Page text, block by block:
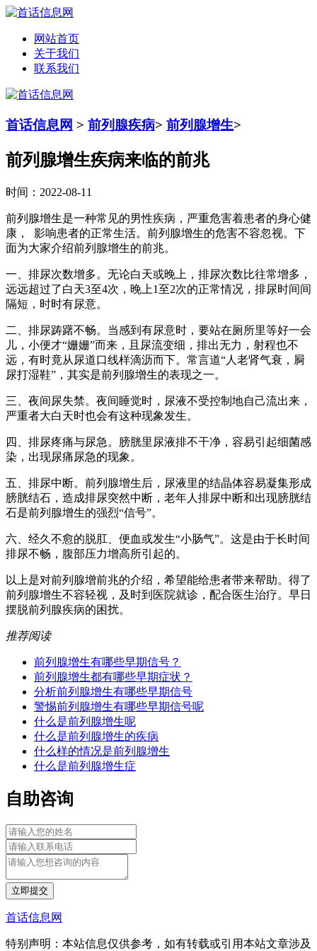
网站首页
关于我们
联系我们
首话信息网 > 前列腺疾病> 前列腺增生>
前列腺增生疾病来临的前兆
时间：2022-08-11
前列腺增生是一种常见的男性疾病，严重危害着患者的身心健
康， 影响患者的正常生活。前列腺增生的危害不容忽视。下
面为大家介绍前列腺增生的前兆。
一、排尿次数增多。无论白天或晚上，排尿次数比往常增多，
远远超过了白天3至4次，晚上1至2次的正常情况，排尿时间间
隔短，时时有尿意。
二、排尿踌躇不畅。当感到有尿意时，要站在厕所里等好一会
儿，小便才“姗姗”而来，且尿流变细，排出无力，射程也不
远，有时竟从尿道口线样滴沥而下。常言道“人老肾气衰，屙
尿打湿鞋”，其实是前列腺增生的表现之一。
三、夜间尿失禁。夜间睡觉时，尿液不受控制地自己流出来，
严重者大白天时也会有这种现象发生。
四、排尿疼痛与尿急。膀胱里尿液排不干净，容易引起细菌感
染，出现尿痛尿急的现象。
五、排尿中断。前列腺增生后，尿液里的结晶体容易凝集形成
膀胱结石，造成排尿突然中断，老年人排尿中断和出现膀胱结
石是前列腺增生的强烈“信号”。
六、经久不愈的脱肛、便血或发生“小肠气”。这是由于长时间
排尿不畅，腹部压力增高所引起的。
以上是对前列腺增前兆的介绍，希望能给患者带来帮助。得了
前列腺增生不容轻视，及时到医院就诊，配合医生治疗。早日
摆脱前列腺疾病的困扰。
推荐阅读
前列腺增生有哪些早期信号？
前列腺增生都有哪些早期症状？
分析前列腺增生有哪些早期信号
警惕前列腺增生有哪些早期信号呢
什么是前列腺增生呢
什么是前列腺增生的疾病
什么样的情况是前列腺增生
什么是前列腺增生症
自助咨询
立即提交
首话信息网
特别声明：本站信息仅供参考，如有转载或引用本站文章涉及